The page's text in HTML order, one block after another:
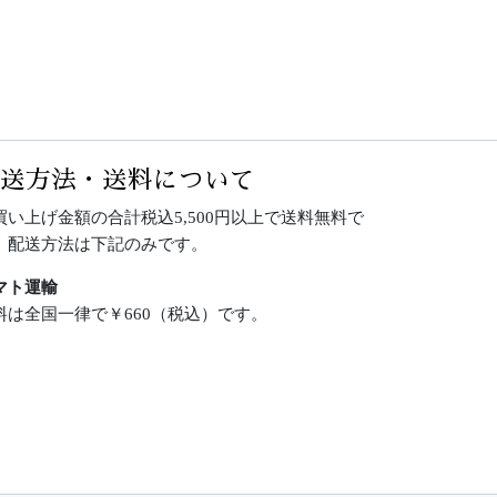
方法・送料について
い上げ金額の合計税込5,500円以上で送料無料で
配送方法は下記のみです。
ト運輸
は全国一律で￥660（税込）です。